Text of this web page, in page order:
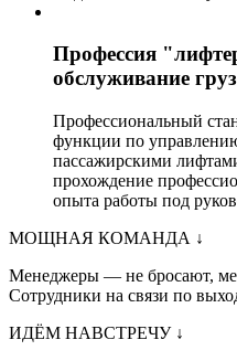
Профессия
обслуживание
Профессиональный
функции по
пассажирскими
прохождение
опыта работы под
МОЩНАЯ КОМАНДА ↓
Менеджеры — не бросают,
Сотрудники на связи по
ИДЁМ НАВСТРЕЧУ ↓